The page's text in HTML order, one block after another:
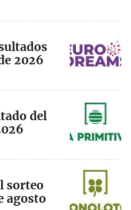
2026
del
sorteo
agosto